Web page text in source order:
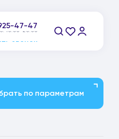
47-47
10:00-20:00
по параметрам